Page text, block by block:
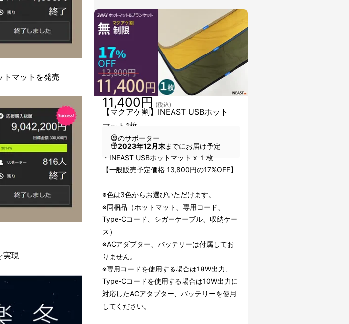
トマットを発売
実現
【マクアケ割】INEAST USBホット
マット1枚
11,400円 (税込)
のサポーター
2023年12月末までにお届け予定
・INEAST USBホットマット x １枚
【一般販売予定価格 13,800円の17%OFF】
※色は3色からお選びいただけます。
※同梱品（ホットマット、専用コード、
Type-Cコード、シガーケーブル、収納ケー
ス）
※ACアダプター、バッテリーは付属してお
りません。
※専用コードを使用する場合は18W出力、
Type-Cコードを使用する場合は10W出力に
対応したACアタプター、バッテリーを使用
してください。